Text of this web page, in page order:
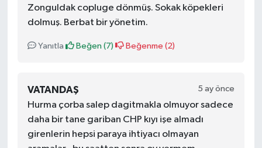
Zonguldak copluge dönmüş. Sokak köpekleri
dolmuş. Berbat bir yönetim.
Yanıtla Beğen (7) Beğenme (2)
VATANDAŞ 5 ay önce
Hurma çorba salep dagitmakla olmuyor sadece
daha bir tane gariban CHP kıyı işe almadı
girenlerin hepsi paraya ihtiyacı olmayan